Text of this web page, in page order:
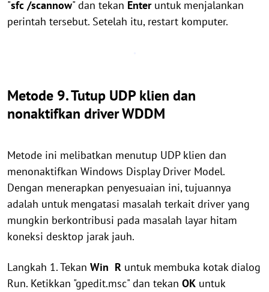
"sfc /scannow" dan tekan Enteruntuk menjalankan
perintah tersebut. Setelah itu, restart komputer.
Metode 9. Tutup UDP klien dan
nonaktifkan driver WDDM
Metode ini melibatkan menutup UDP klien dan
menonaktifkan Windows Display Driver Model.
Dengan menerapkan penyesuaian ini, tujuannya
adalah untuk mengatasi masalah terkait driver yang
mungkin berkontribusi pada masalah layar hitam
koneksi desktop jarak jauh.
Langkah 1. Tekan Win R untuk membuka kotak dialog
Run. Ketikkan "gpedit.msc" dan tekan OK untuk